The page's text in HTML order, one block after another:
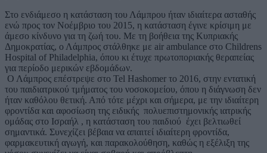
Στο ενδιάμεσο η κατάσταση του Λάμπρου ήταν ιδιαίτερα ασταθής
ενώ προς τον Νοέμβριο του 2015, η κατάσταση έγινε κρίσιμη με
άμεσο κίνδυνο για τη ζωή του. Με τη βοήθεια της Κυπριακής
Δημοκρατίας, ο Λάμπρος στάλθηκε με air ambulance στο Childrens
Hospital of Philadelphia, όπου κι έτυχε πρωτοποριακής θεραπείας
για περίοδο μερικών εβδομάδων.
Ο Λάμπρος επέστρεψε στο Tel Hashomer το 2016, στην εντατική
του παιδιατρικού τμήματος του νοσοκομείου, όπου η διάγνωση δεν
ήταν καθόλου θετική. Από τότε μέχρι και σήμερα, με την ιδιαίτερη
φροντίδα και αφοσίωση της ειδικής πολυεπιστημονικής ιατρικής
ομάδας στο Ισραήλ , η κατάσταση του παιδιού έχει βελτιωθεί
σημαντικά. Συνεχίζει βέβαια να απαιτεί ιδιαίτερη φροντίδα,
φαρμακευτική αγωγή, και παρακολούθηση, καθώς η εξέλιξη της